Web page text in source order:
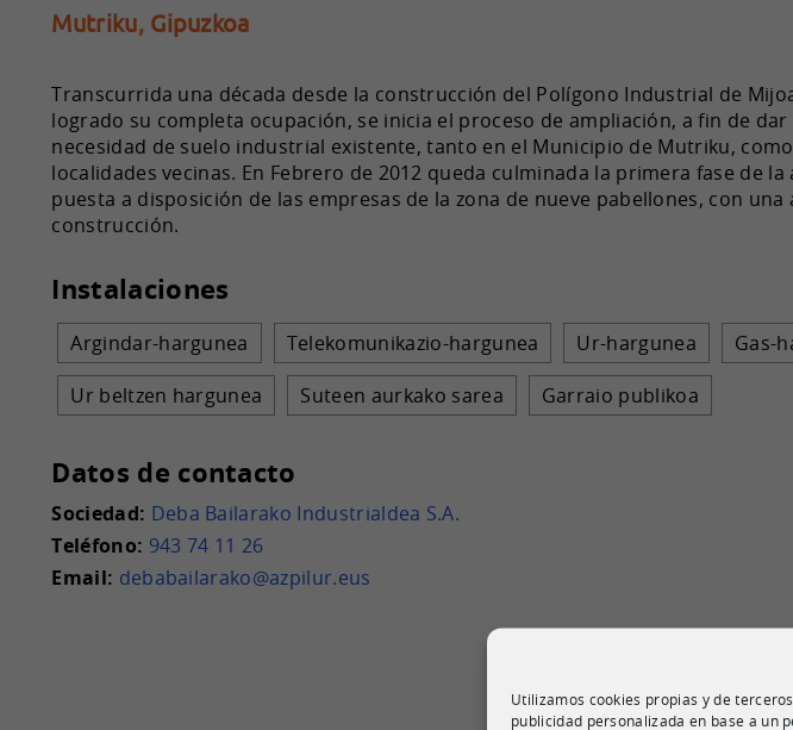
Utilizamos cookies propias y de
publicidad personalizada en base a un
Mutriku, Gipuzkoa
Transcurrida una década desde la construcción del Polígono Industrial de
logrado su completa ocupación, se inicia el proceso de ampliación, a fin de dar
necesidad de suelo industrial existente, tanto en el Municipio de Mutriku,
localidades vecinas. En Febrero de 2012 queda culminada la primera fase de
puesta a disposición de las empresas de la zona de nueve pabellones, con una
construcción.
Instalaciones
Argindar-hargunea Telekomunikazio-hargunea Ur-hargunea
Gas-
Ur beltzen hargunea
Suteen aurkako sarea Garraio publikoa
Datos de contacto
Sociedad: Deba Bailarako Industrialdea S.A.
Teléfono: 943 74 11 26
Email: debabailarako@azpilur.eus